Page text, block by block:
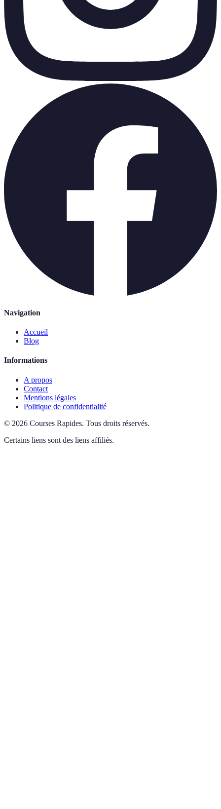
Navigation
Accueil
Blog
Informations
A propos
Contact
Mentions légales
Politique de confidentialité
© 2026 Courses Rapides. Tous droits réservés.
Certains liens sont des liens affiliés.